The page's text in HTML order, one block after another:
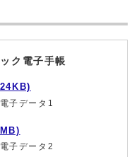
ク電子手帳
子データ1
子データ2